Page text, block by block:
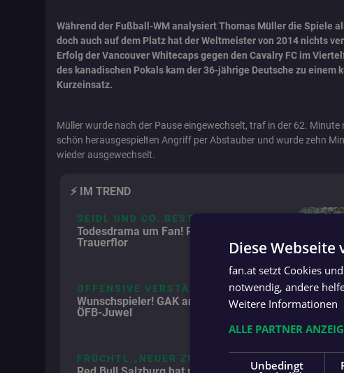
Während der Fußball-WM analysiert Thomas Müller die Spiele
doch auch auf dem Platz hat der Weltmeister von 2014 nichts
Erfolg der Vancouver Whitecaps gegen den Cavalry FC im
des kanadischen Pokals kam der 36-jährige Deutsche zu einem
Kurzeinsatz.
Müller wurde nach der Pause eingewechselt, traf in der 62. Minute
schön herausgespielten Angriff per Abstauber und wurde zehn
wieder ausgewechselt.
⚡️ IM TREND
SEIDL UND CO. BESTÜRZT
Todesdrama um Fan! Rapid spielt im
Trauerflor
OFFENSIVE VERSTÄRKUNG
Wunschspieler! GAK angelt sich junges
ÖFB-Juwel
FRÜCHTL „NEUER ZWEIER“
Diese Webseite
fan.at setzt Cookies
notwendig, andere
Weitere Informationen
ALLE PARTNER
Unbedingt